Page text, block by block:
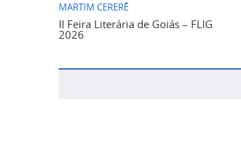
MARTIM CERERÊ
II Feira Literária de Goiás – FLIG
2026